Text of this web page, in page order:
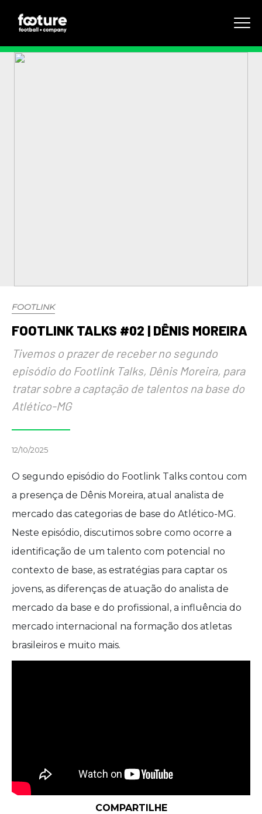
FOOTLINK
FOOTLINK TALKS #02 | DÊNIS MOREIRA
Tivemos o prazer de receber no segundo
episódio do Footlink Talks, Dênis Moreira, para
tratar sobre a captação de talentos na base do
Atlético-MG
12/10/2025
O segundo episódio do Footlink Talks contou com
a presença de Dênis Moreira, atual analista de
mercado das categorias de base do Atlético-MG.
Neste episódio, discutimos sobre como ocorre a
identificação de um talento com potencial no
contexto de base, as estratégias para captar os
jovens, as diferenças de atuação do analista de
mercado da base e do profissional, a influência do
mercado internacional na formação dos atletas
brasileiros e muito mais.
COMPARTILHE